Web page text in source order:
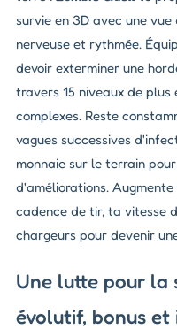
survie en 3D avec une vue
nerveuse et rythmée.
devoir exterminer une
travers 15 niveaux de
complexes. Reste
vagues successives
monnaie sur le terrain
d'améliorations.
cadence de tir, ta vitesse
chargeurs pour devenir
Une lutte pour la
évolutif, bonus et